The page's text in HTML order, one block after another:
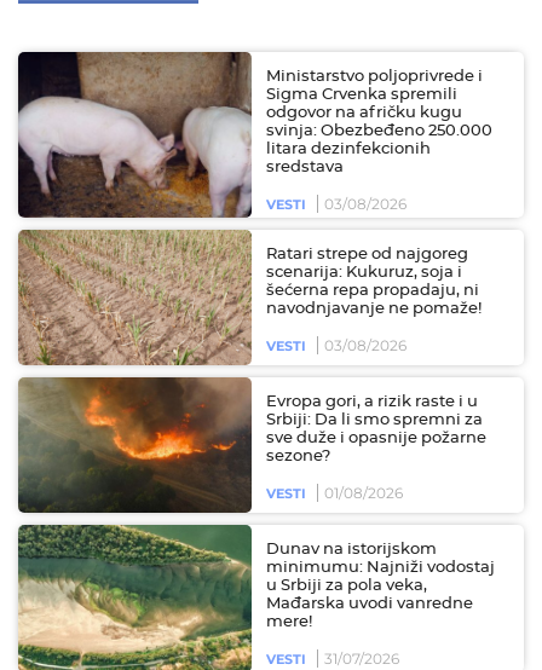
Ministarstvo poljoprivrede i
Sigma Crvenka spremili
odgovor na afričku kugu
svinja: Obezbeđeno 250.000
litara dezinfekcionih
sredstava
VESTI 03/08/2026
Ratari strepe od najgoreg
scenarija: Kukuruz, soja i
šećerna repa propadaju, ni
navodnjavanje ne pomaže!
VESTI 03/08/2026
Evropa gori, a rizik raste i u
Srbiji: Da li smo spremni za
sve duže i opasnije požarne
sezone?
VESTI 01/08/2026
Dunav na istorijskom
minimumu: Najniži vodostaj
u Srbiji za pola veka,
Mađarska uvodi vanredne
mere!
VESTI 31/07/2026